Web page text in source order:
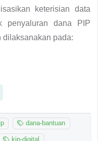
keterisian data
penyaluran dana PIP
dilaksanakan pada:
dana-bantuan
kip-digital